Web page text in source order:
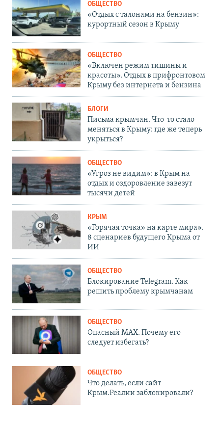
ОБЩЕСТВО
«Отдых с талонами на бензин»:
курортный сезон в Крыму
ОБЩЕСТВО
«Включен режим тишины и
красоты». Отдых в прифронтовом
Крыму без интернета и бензина
БЛОГИ
Письма крымчан. Что-то стало
меняться в Крыму: где же теперь
укрыться?
ОБЩЕСТВО
«Угроз не видим»: в Крым на
отдых и оздоровление завезут
тысячи детей
КРЫМ
«Горячая точка» на карте мира».
8 сценариев будущего Крыма от
ИИ
ОБЩЕСТВО
Блокирование Telegram. Как
решить проблему крымчанам
ОБЩЕСТВО
Опасный MAX. Почему его
следует избегать?
ОБЩЕСТВО
Что делать, если сайт
Крым.Реалии заблокировали?